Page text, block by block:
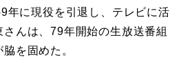
年に現役を引退し、テレビに
さんは、79年開始の生放送番
を固めた。